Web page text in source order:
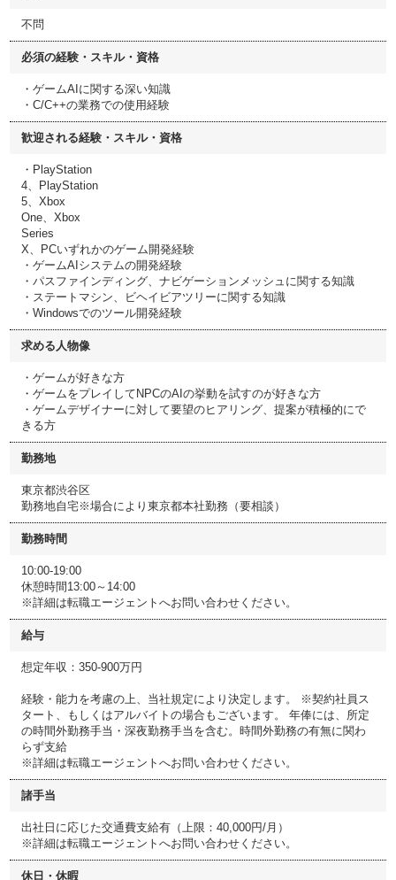
不問
必須の経験・スキル・資格
・ゲームAIに関する深い知識
・C/C++の業務での使用経験
歓迎される経験・スキル・資格
・PlayStation
4、PlayStation
5、Xbox
One、Xbox
Series
X、PCいずれかのゲーム開発経験
・ゲームAIシステムの開発経験
・パスファインディング、ナビゲーションメッシュに関する知識
・ステートマシン、ビヘイビアツリーに関する知識
・Windowsでのツール開発経験
求める人物像
・ゲームが好きな方
・ゲームをプレイしてNPCのAIの挙動を試すのが好きな方
・ゲームデザイナーに対して要望のヒアリング、提案が積極的にで
きる方
勤務地
東京都渋谷区
勤務地自宅※場合により東京都本社勤務（要相談）
勤務時間
10:00-19:00
休憩時間13:00～14:00
※詳細は転職エージェントへお問い合わせください。
給与
想定年収：350-900万円
経験・能力を考慮の上、当社規定により決定します。 ※契約社員ス
タート、もしくはアルバイトの場合もございます。 年俸には、所定
の時間外勤務手当・深夜勤務手当を含む。時間外勤務の有無に関わ
らず支給
※詳細は転職エージェントへお問い合わせください。
諸手当
出社日に応じた交通費支給有（上限：40,000円/月）
※詳細は転職エージェントへお問い合わせください。
休日・休暇